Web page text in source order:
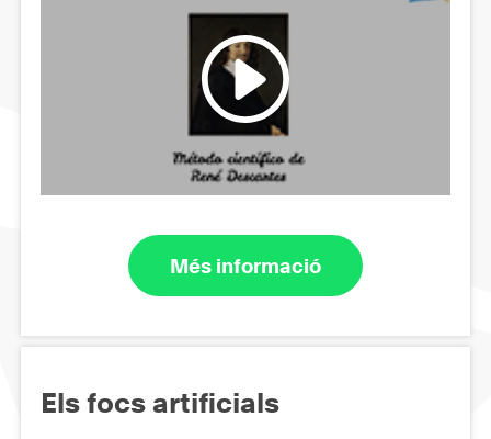
Més informació
Els focs artificials